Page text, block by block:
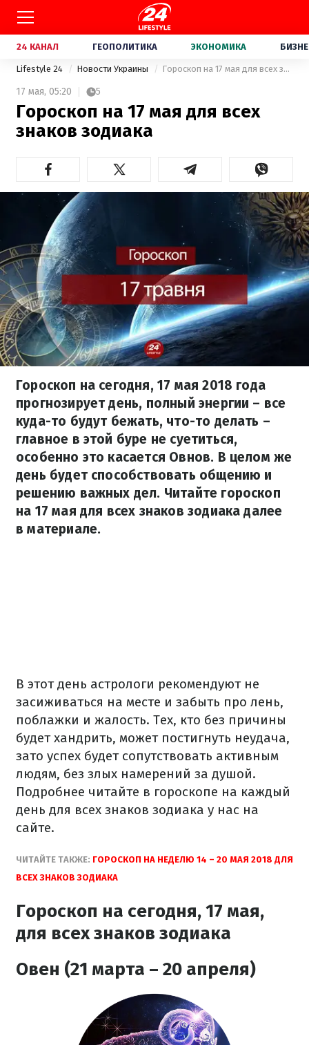
24 КАНАЛ ГЕОПОЛИТИКА ЭКОНОМИКА
Lifestyle 24 Новости Украины Гороскоп на 17 мая для всех знаков зодиака
17 мая, 05:20 5
Гороскоп на 17 мая для всех
знаков зодиака
Гороскоп на сегодня, 17 мая 2018 года
прогнозирует день, полный энергии – все
куда-то будут бежать, что-то делать –
главное в этой буре не суетиться,
особенно это касается Овнов. В целом же
день будет способствовать общению и
решению важных дел. Читайте гороскоп
на 17 мая для всех знаков зодиака далее
в материале.
В этот день астрологи рекомендуют не
засиживаться на месте и забыть про лень,
поблажки и жалость. Тех, кто без причины
будет хандрить, может постигнуть неудача,
зато успех будет сопутствовать активным
людям, без злых намерений за душой.
Подробнее читайте в гороскопе на каждый
день для всех знаков зодиака у нас на
сайте.
ЧИТАЙТЕ ТАКЖЕ: ГОРОСКОП НА НЕДЕЛЮ 14 – 20 МАЯ 2018 ДЛЯ
ВСЕХ ЗНАКОВ ЗОДИАКА
Гороскоп на сегодня, 17 мая,
для всех знаков зодиака
Овен (21 марта – 20 апреля)